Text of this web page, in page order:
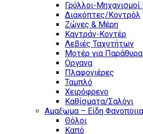
Γρύλλοι-
Διακόπτες/Κοντρόλ
Ζώνες & Μέρη
Καντράν-Κοντέρ
Λεβιές Ταχυτήτων
Μοτέρ για Παράθυρα
Οργανα
Πλαφονιέρες
Ταμπλό
Χειρόφρενο
Καθίσματα/Σαλόνι
Αμαξωμα – Είδη
Θόλοι
Καπό